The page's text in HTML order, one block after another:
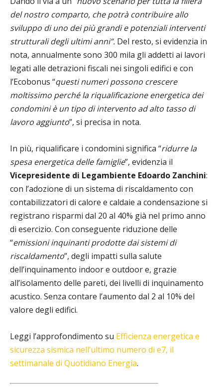
del nostro comparto, che potrà contribuire allo
sviluppo di uno dei più grandi e potenziali interventi
strutturali degli ultimi anni”. Del resto, si evidenzia in
nota, annualmente sono 300 mila gli addetti ai lavori
legati alle detrazioni fiscali nei singoli edifici e con
l’Ecobonus “questi numeri possono crescere
moltissimo perché la riqualificazione energetica dei
condomini è un tipo di intervento ad alto tasso di
lavoro aggiunto”, si precisa in nota.
In più, riqualificare i condomini significa “ridurre la
spesa energetica delle famiglie”, evidenzia il
Vicepresidente di Legambiente Edoardo Zanchini:
con l’adozione di un sistema di riscaldamento con
contabilizzatori di calore e caldaie a condensazione si
registrano risparmi dal 20 al 40% già nel primo anno
di esercizio. Con conseguente riduzione delle
“emissioni inquinanti prodotte dai sistemi di
riscaldamento”, degli impatti sulla salute
dell’inquinamento indoor e outdoor e, grazie
all’isolamento delle pareti, dei livelli di inquinamento
acustico. Senza contare l’aumento dal 2 al 10% del
valore degli edifici.
Leggi l’approfondimento su Efficienza energetica e
sicurezza sismica nell’ultimo numero di e7, il
settimanale di Quotidiano Energia.